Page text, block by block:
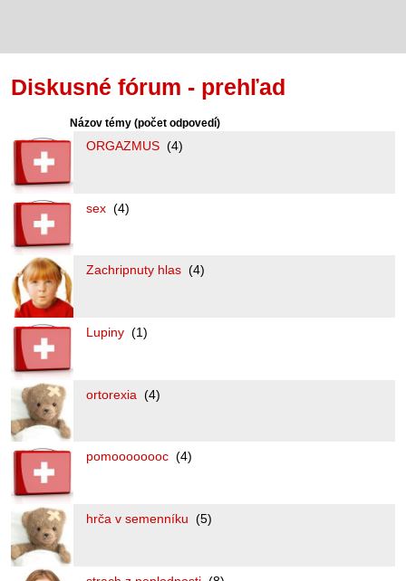
Diskusné fórum - prehľad
Názov témy (počet odpovedí)
ORGAZMUS (4)
sex (4)
Zachripnuty hlas (4)
Lupiny (1)
ortorexia (4)
pomoooooooc (4)
hrča v semenníku (5)